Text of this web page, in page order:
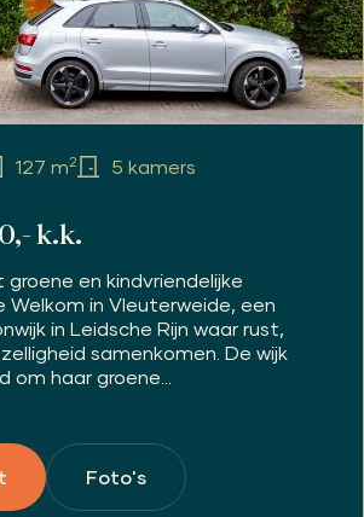
127 m2 5 kamers
k.k.
groene en kindvriendelijke
Welkom in Vleuterweide, een
in Leidsche Rijn waar rust,
samenkomen. De wijk
om haar groene...
Foto's